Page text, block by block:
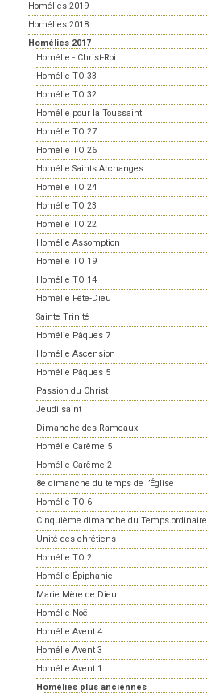
Homélies 2019
Homélies 2018
Homélies 2017
Homélie - Christ-Roi
Homélie TO 33
Homélie TO 32
Homélie pour la Toussaint
Homélie TO 27
Homélie TO 26
Homélie Saints Archanges
Homélie TO 24
Homélie TO 23
Homélie TO 22
Homélie Assomption
Homélie TO 19
Homélie TO 14
Homélie Fête-Dieu
Sainte Trinité
Homélie Pâques 7
Homélie Ascension
Homélie Pâques 5
Passion du Christ
Jeudi saint
Dimanche des Rameaux
Homélie Carême 5
Homélie Carême 2
8e dimanche du temps de l’Église
Homélie TO 6
Cinquième dimanche du Temps ordinaire
Unité des chrétiens
Homélie TO 2
Homélie Épiphanie
Marie Mère de Dieu
Homélie Noël
Homélie Avent 4
Homélie Avent 3
Homélie Avent 1
Homélies plus anciennes